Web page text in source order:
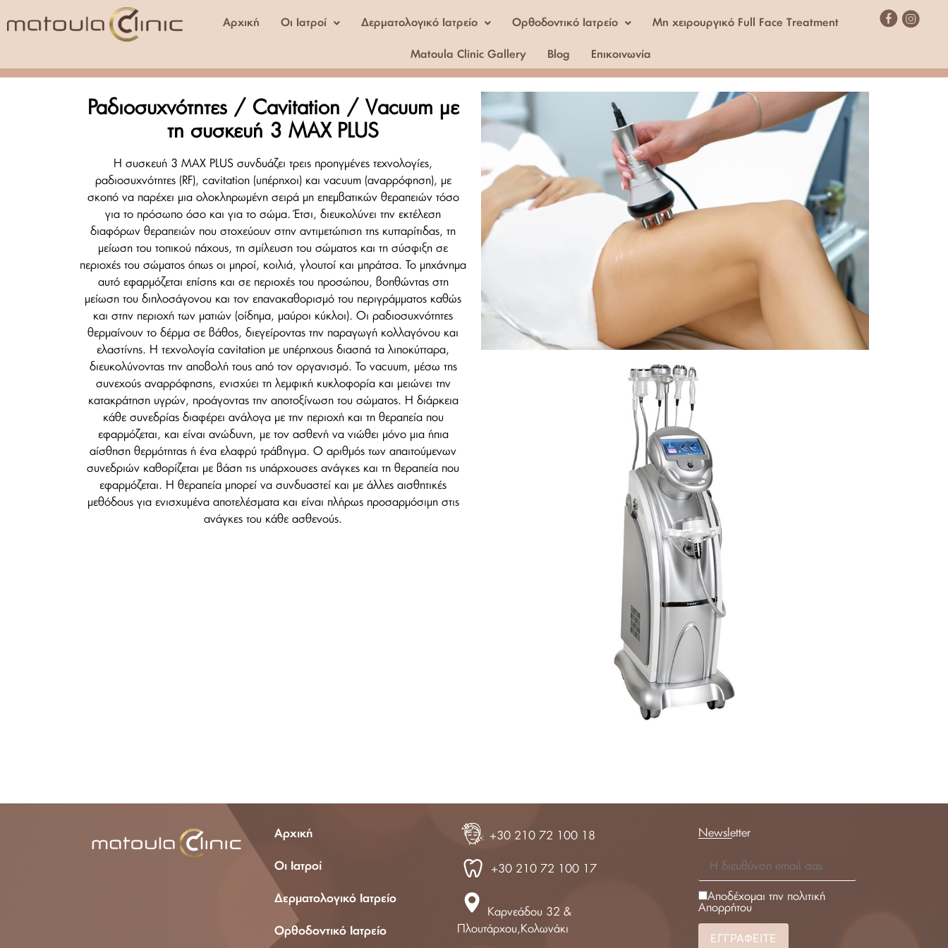
Αρχική Οι Ιατροί Δερματολογικό Ιατρείο Ορθοδοντικό Ιατρείο Μη χειρουργικό Full Face Treatment
Matoula Clinic Gallery Blog Επικοινωνία
Ραδιοσυχνότητες / Cavitation / Vacuum με
τη συσκευή 3 MAX PLUS
Η συσκευή 3 MAX PLUS συνδυάζει τρεις προηγμένες τεχνολογίες,
ραδιοσυχνότητες (RF), cavitation (υπέρηχοι) και vacuum (αναρρόφηση), με
σκοπό να παρέχει μια ολοκληρωμένη σειρά μη επεμβατικών θεραπειών τόσο
για το πρόσωπο όσο και για το σώμα. Έτσι, διευκολύνει την εκτέλεση
διαφόρων θεραπειών που στοχεύουν στην αντιμετώπιση της κυτταρίτιδας, τη
μείωση του τοπικού πάχους, τη σμίλευση του σώματος και τη σύσφιξη σε
περιοχές του σώματος όπως οι μηροί, κοιλιά, γλουτοί και μπράτσα. Το μηχάνημα
αυτό εφαρμόζεται επίσης και σε περιοχές του προσώπου, βοηθώντας στη
μείωση του διπλοσάγονου και τον επανακαθορισμό του περιγράμματος καθώς
και στην περιοχή των ματιών (οίδημα, μαύροι κύκλοι). Οι ραδιοσυχνότητες
θερμαίνουν το δέρμα σε βάθος, διεγείροντας την παραγωγή κολλαγόνου και
ελαστίνης. Η τεχνολογία cavitation με υπέρηχους διασπά τα λιποκύτταρα,
διευκολύνοντας την αποβολή τους από τον οργανισμό. Το vacuum, μέσω της
συνεχούς αναρρόφησης, ενισχύει τη λεμφική κυκλοφορία και μειώνει την
κατακράτηση υγρών, προάγοντας την αποτοξίνωση του σώματος. Η διάρκεια
κάθε συνεδρίας διαφέρει ανάλογα με την περιοχή και τη θεραπεία που
εφαρμόζεται, και είναι ανώδυνη, με τον ασθενή να νιώθει μόνο μια ήπια
αίσθηση θερμότητας ή ένα ελαφρύ τράβηγμα. Ο αριθμός των απαιτούμενων
συνεδριών καθορίζεται με βάση τις υπάρχουσες ανάγκες και τη θεραπεία που
εφαρμόζεται. Η θεραπεία μπορεί να συνδυαστεί και με άλλες αισθητικές
μεθόδους για ενισχυμένα αποτελέσματα και είναι πλήρως προσαρμόσιμη στις
ανάγκες του κάθε ασθενούς.
Αρχική
Οι Ιατροί
Δερματολογικό Ιατρείο
Ορθοδοντικό Ιατρείο
+30 210 72 100 18
+30 210 72 100 17
Καρνεάδου 32 &
Πλουτάρχου,Κολωνάκι
Newsletter
Αποδέχομαι την πολιτική
Απορρήτου